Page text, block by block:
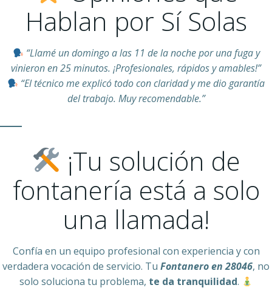
Hablan por Sí Solas
“Llamé un domingo a las 11 de la noche por una fuga y
vinieron en 25 minutos. ¡Profesionales, rápidos y amables!”
“El técnico me explicó todo con claridad y me dio garantía
del trabajo. Muy recomendable.”
¡Tu solución de
fontanería está a solo
una llamada!
Confía en un equipo profesional con experiencia y con
verdadera vocación de servicio. Tu Fontanero en 28046, no
solo soluciona tu problema, te da tranquilidad.